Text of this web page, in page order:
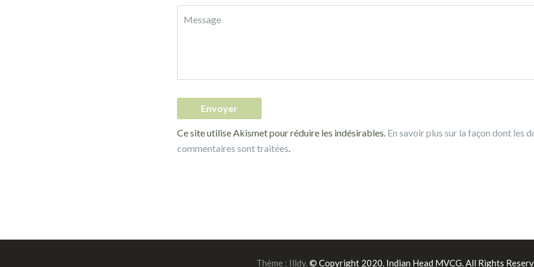
Ce site utilise Akismet pour réduire les indésirables. En savoir plus sur la façon dont les
commentaires sont traitées.
Thème : Illdy.© Copyright 2020. Indian Head MVCG. All Rights